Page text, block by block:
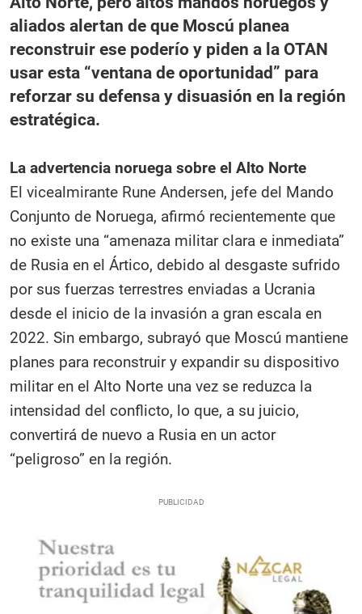
aliados alertan de que Moscú planea
reconstruir ese poderío y piden a la OTAN
usar esta “ventana de oportunidad” para
reforzar su defensa y disuasión en la región
estratégica.
La advertencia noruega sobre el Alto Norte
El vicealmirante Rune Andersen, jefe del Mando
Conjunto de Noruega, afirmó recientemente que
no existe una “amenaza militar clara e inmediata”
de Rusia en el Ártico, debido al desgaste sufrido
por sus fuerzas terrestres enviadas a Ucrania
desde el inicio de la invasión a gran escala en
2022. Sin embargo, subrayó que Moscú mantiene
planes para reconstruir y expandir su dispositivo
militar en el Alto Norte una vez se reduzca la
intensidad del conflicto, lo que, a su juicio,
convertirá de nuevo a Rusia en un actor
“peligroso” en la región.